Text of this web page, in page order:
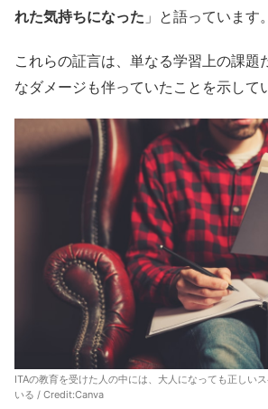
れた気持ちになった 」と語っています。
これらの証言は、単なる学習上の課題
なダメージも伴っていたことを示して
ITAの教育を受けた人の中には、大人になっても正しい
いる / Credit:Canva